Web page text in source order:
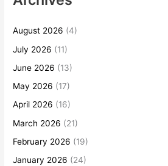
August 2026 (4)
July 2026 (11)
June 2026 (13)
May 2026 (17)
April 2026 (16)
March 2026 (21)
February 2026 (19)
January 2026 (24)